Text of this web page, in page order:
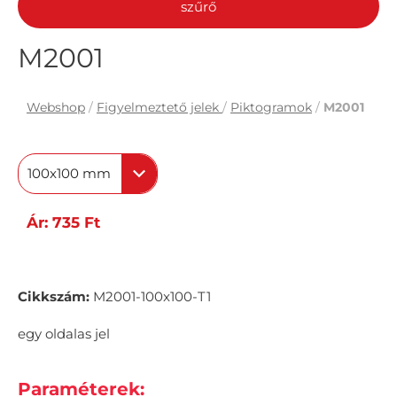
szűrő
M2001
Webshop / Figyelmeztető jelek / Piktogramok / M2001
100x100 mm
Ár: 735 Ft
Cikkszám: M2001-100x100-T1
egy oldalas jel
Paraméterek: